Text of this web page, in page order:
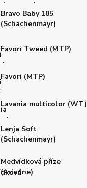
Bravo Baby 185
(Schachenmayr)
Favori Tweed (MTP)
Favori (MTP)
Lavania multicolor (WT)
Lenja Soft
(Schachenmayr)
Medvídková příze
(Ariadne)